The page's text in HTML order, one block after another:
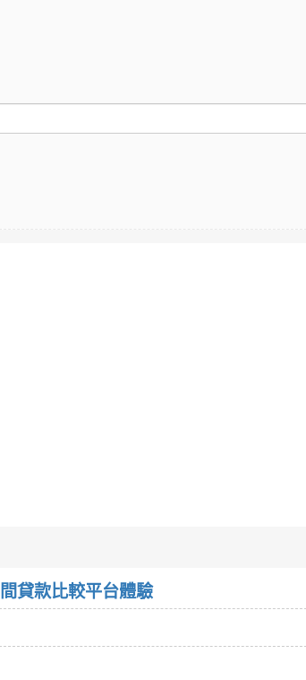
貸款比較平台體驗